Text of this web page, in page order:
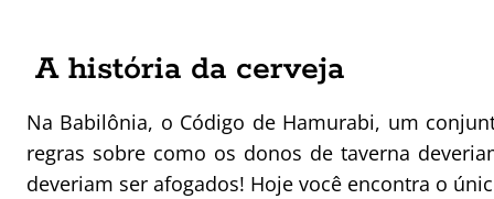
A história da cerveja
Na Babilônia, o Código de Hamurabi, um
regras sobre como os donos de taverna
deveriam ser afogados! Hoje você encontra o